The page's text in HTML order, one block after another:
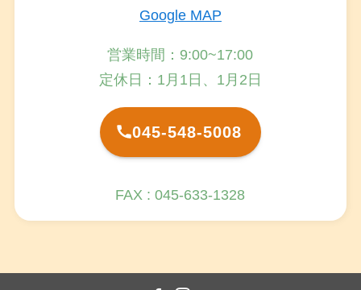
Google MAP
営業時間：9:00~17:00
定休日：1月1日、1月2日
045-548-5008
FAX : 045-633-1328